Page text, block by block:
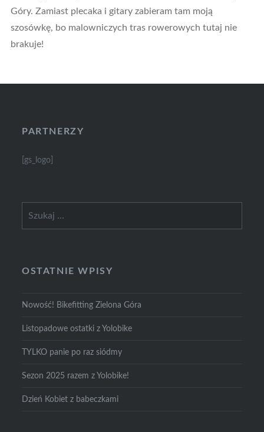
Góry. Zamiast plecaka i gitary zabieram tam moją
szosówkę, bo malowniczych tras rowerowych tutaj nie
brakuje!
PARTNERZY
[gs_logo]
OSTATNIE WPISY
Nowość! Bikefitting Zielona Góra
Listopadowe ostatki z Yolobike
TYLKO panie po raz siódmy
Sezon 2025 razem z Yolobike!
Dzień Kobiet z babeczkami